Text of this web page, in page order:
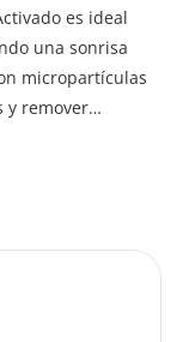
es ideal
una sonrisa
micropartículas
y remover